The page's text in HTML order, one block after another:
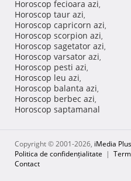
Horoscop fecioara azi,
Horoscop taur azi,
Horoscop capricorn azi,
Horoscop scorpion azi,
Horoscop sagetator azi,
Horoscop varsator azi,
Horoscop pesti azi,
Horoscop leu azi,
Horoscop balanta azi,
Horoscop berbec azi,
Horoscop saptamanal
Copyright © 2001-2026, iMedia
Politica de confidențialitate |
Contact